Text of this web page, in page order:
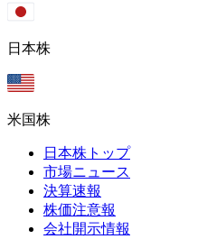
日本株
米国株
日本株トップ
市場ニュース
決算速報
株価注意報
会社開示情報